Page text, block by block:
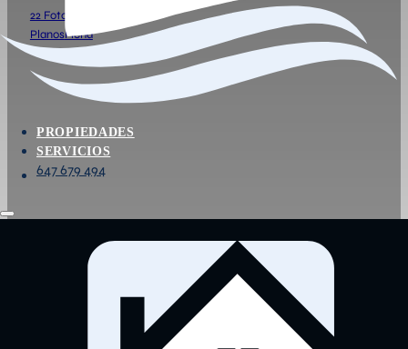
PROPIEDADES
SERVICIOS
647 679 494
22 Fotos
PlanosFicha